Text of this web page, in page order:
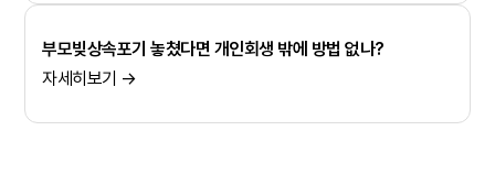
부모빚상속포기 놓쳤다면 개인회생 밖에 방법 없나?
자세히보기 →